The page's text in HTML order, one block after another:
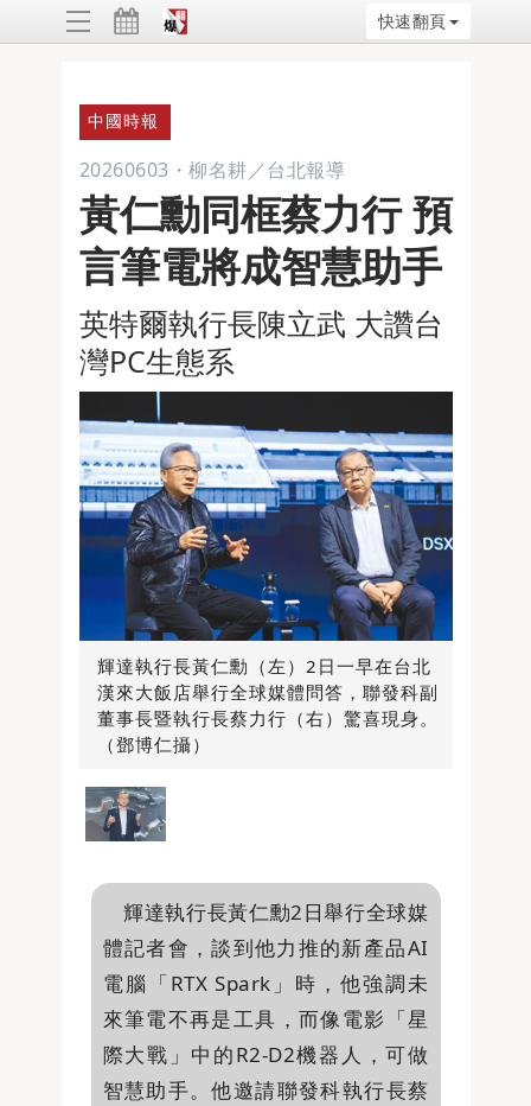
快速翻頁
中國時報
20260603 ・ 柳名耕／台北報導
黃仁勳同框蔡力行 預
言筆電將成智慧助手
英特爾執行長陳立武 大讚台
灣PC生態系
輝達執行長黃仁勳（左）2日一早在台北
漢來大飯店舉行全球媒體問答，聯發科副
董事長暨執行長蔡力行（右）驚喜現身。
（鄧博仁攝）
輝達執行長黃仁勳2日舉行全球媒
體記者會，談到他力推的新產品AI
電腦「RTX Spark」時，他強調未
來筆電不再是工具，而像電影「星
際大戰」中的R2-D2機器人，可做
智慧助手。他邀請聯發科執行長蔡